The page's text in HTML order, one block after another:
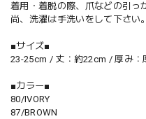
着用・着脱の際、爪などの引っ
尚、洗濯は手洗いをして下さい
■サイズ■
23-25cm / 丈：約22cm / 厚み：
■カラー■
80/IVORY
87/BROWN